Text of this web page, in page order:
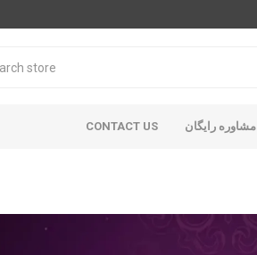
CONTACT US مشاوره رایگان